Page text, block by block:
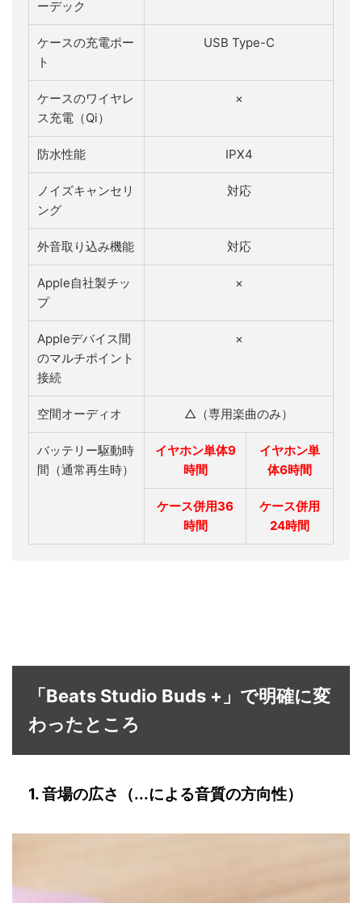
ーデック
ケースの充電ポー
ト
USB Type-C
ケースのワイヤレ
ス充電（Qi）
×
防水性能 IPX4
ノイズキャンセリ
ング
対応
外音取り込み機能 対応
Apple自社製チッ
プ
×
Appleデバイス間
のマルチポイント
接続
×
空間オーディオ △（専用楽曲のみ）
バッテリー駆動時
間（通常再生時）
イヤホン単体9
時間
イヤホン単
体6時間
ケース併用36
時間
ケース併用
24時間
「Beats Studio Buds +」で明確に変
わったところ
1. 音場の広さ（...による音質の方向性）